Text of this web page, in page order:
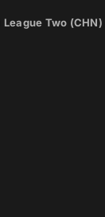
League Two (CHN)